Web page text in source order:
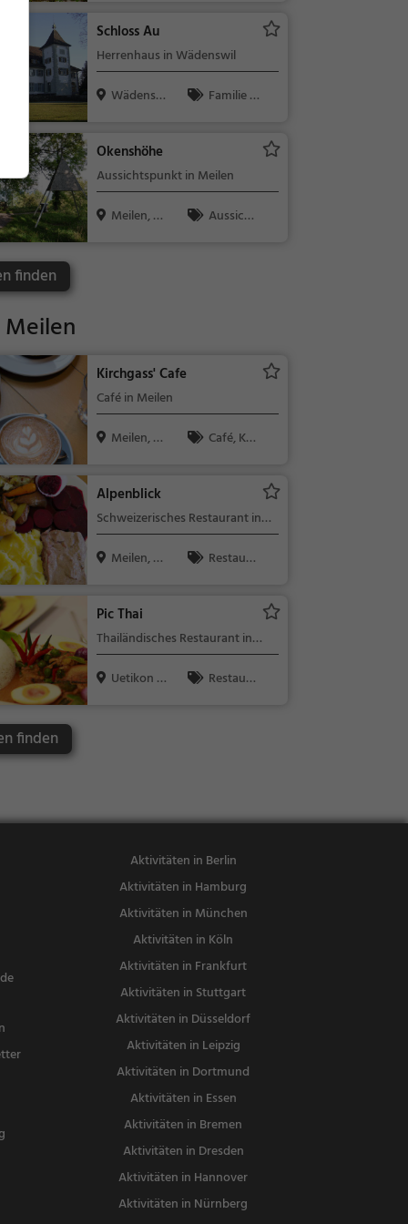
Schloss Au
Herrenhaus in Wädenswil
Wädenswi
Familie &
Okenshöhe
Aussichtspunkt in Meilen
Meilen, Sc
Aussicht
finden
Kirchgass' Cafe
Café in Meilen
Meilen, Sc
Café, Kaff
waren
Alpenblick
Schweizerisches Restaurant in
Meilen
Meilen, Sc
Restaura
agessen, Abe
Pic Thai
Thailändisches Restaurant in
Uetikon am See
Uetikon a
Restaura
finden
Aktivitäten in Berlin
Aktivitäten in Hamburg
Aktivitäten in München
Aktivitäten in Köln
Aktivitäten in Frankfurt
Aktivitäten in Stuttgart
Aktivitäten in Düsseldorf
Aktivitäten in Leipzig
Aktivitäten in Dortmund
Aktivitäten in Essen
Aktivitäten in Bremen
Aktivitäten in Dresden
Aktivitäten in Hannover
Aktivitäten in Nürnberg